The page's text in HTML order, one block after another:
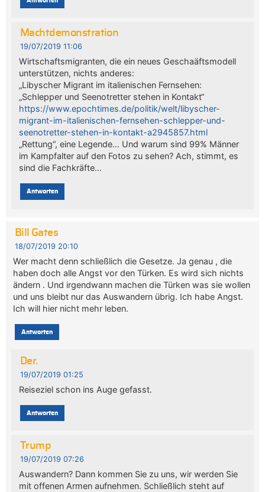
Machtdemonstration
19/07/2019 11:06
Wirtschaftsmigranten, die ein neues Geschaäftsmodell
unterstützen, nichts anderes:
„Libyscher Migrant im italienischen Fernsehen:
„Schlepper und Seenotretter stehen in Kontakt“
https://www.epochtimes.de/politik/welt/libyscher-
migrant-im-italienischen-fernsehen-schlepper-und-
seenotretter-stehen-in-kontakt-a2945857.html
„Rettung“, eine Legende… Und warum sind 99% Männer
im Kampfalter auf den Fotos zu sehen? Ach, stimmt, es
sind die Fachkräfte…
Antworten
Bill Gates
18/07/2019 20:10
Wer macht denn schließlich die Gesetze. Ja genau , die
haben doch alle Angst vor den Türken. Es wird sich nichts
ändern . Und irgendwann machen die Türken was sie wollen
und uns bleibt nur das Auswandern übrig. Ich habe Angst.
Ich will hier nicht mehr leben.
Antworten
Der.
19/07/2019 01:25
Reiseziel schon ins Auge gefasst.
Antworten
Trump
19/07/2019 07:26
Auswandern? Dann kommen Sie zu uns, wir werden Sie
mit offenen Armen aufnehmen. Schließlich steht auf